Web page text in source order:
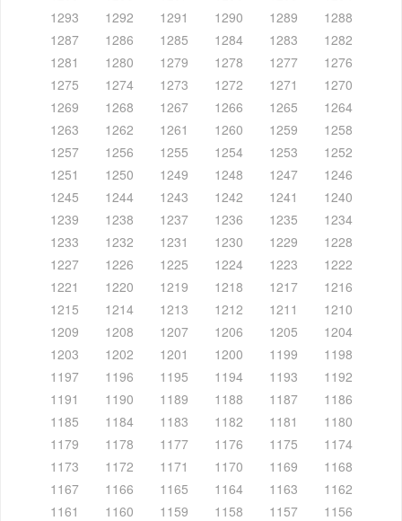
1293
1292 1291 1290 1289
1288
1287
1286 1285 1284 1283
1282
1281
1280 1279 1278 1277
1276
1275
1274 1273 1272 1271
1270
1269
1268 1267 1266 1265
1264
1263
1262 1261 1260 1259
1258
1257
1256 1255 1254 1253
1252
1251
1250 1249 1248 1247
1246
1245
1244 1243 1242 1241
1240
1239
1238 1237 1236 1235
1234
1233
1232 1231 1230 1229
1228
1227
1226 1225 1224 1223
1222
1221
1220 1219 1218 1217
1216
1215
1214 1213 1212 1211
1210
1209
1208 1207 1206 1205
1204
1203
1202 1201 1200 1199
1198
1197
1196 1195 1194 1193
1192
1191
1190 1189 1188 1187
1186
1185
1184 1183 1182 1181
1180
1179
1178 1177 1176 1175
1174
1173
1172 1171 1170 1169
1168
1167
1166 1165 1164 1163
1162
1161
1160 1159 1158 1157
1156